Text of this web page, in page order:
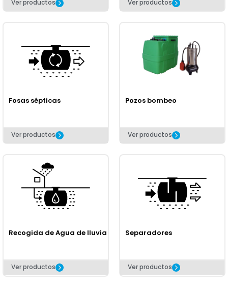
Ver productos Ver productos
Fosas sépticas
Ver productos
Pozos bombeo
Ver productos
Recogida de Agua de lluvia
Ver productos
Separadores
Ver productos